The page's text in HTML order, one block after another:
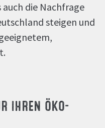
die Nachfrage
steigen und
IHREN ÖKO-